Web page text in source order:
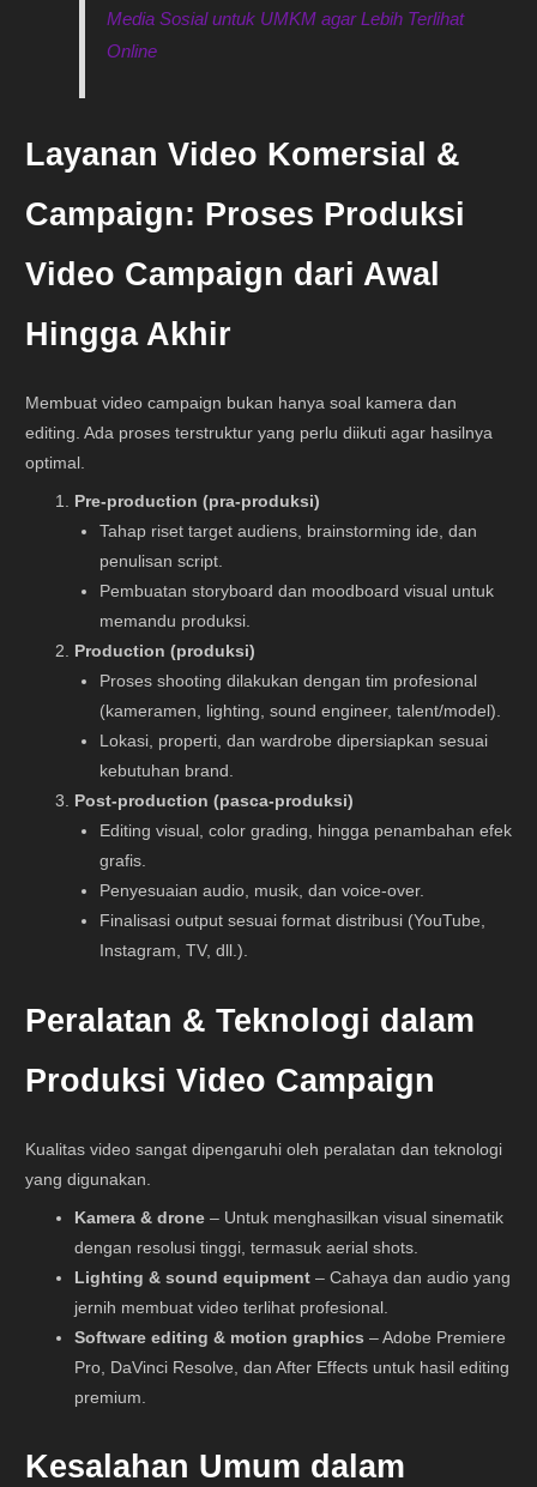
Media Sosial untuk UMKM agar Lebih Terlihat
Online
Layanan Video Komersial &
Campaign: Proses Produksi
Video Campaign dari Awal
Hingga Akhir
Membuat video campaign bukan hanya soal kamera dan
editing. Ada proses terstruktur yang perlu diikuti agar hasilnya
optimal.
Pre-production (pra-produksi)
Tahap riset target audiens, brainstorming ide, dan
penulisan script.
Pembuatan storyboard dan moodboard visual untuk
memandu produksi.
Production (produksi)
Proses shooting dilakukan dengan tim profesional
(kameramen, lighting, sound engineer, talent/model).
Lokasi, properti, dan wardrobe dipersiapkan sesuai
kebutuhan brand.
Post-production (pasca-produksi)
Editing visual, color grading, hingga penambahan efek
grafis.
Penyesuaian audio, musik, dan voice-over.
Finalisasi output sesuai format distribusi (YouTube,
Instagram, TV, dll.).
Peralatan & Teknologi dalam
Produksi Video Campaign
Kualitas video sangat dipengaruhi oleh peralatan dan teknologi
yang digunakan.
Kamera & drone – Untuk menghasilkan visual sinematik
dengan resolusi tinggi, termasuk aerial shots.
Lighting & sound equipment – Cahaya dan audio yang
jernih membuat video terlihat profesional.
Software editing & motion graphics – Adobe Premiere
Pro, DaVinci Resolve, dan After Effects untuk hasil editing
premium.
Kesalahan Umum dalam